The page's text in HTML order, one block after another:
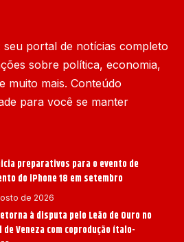
portal de notícias completo
sobre política, economia,
muito mais. Conteúdo
para você se manter
preparativos para o evento de
do iPhone 18 em setembro
de 2026
à disputa pelo Leão de Ouro no
Veneza com coprodução ítalo-